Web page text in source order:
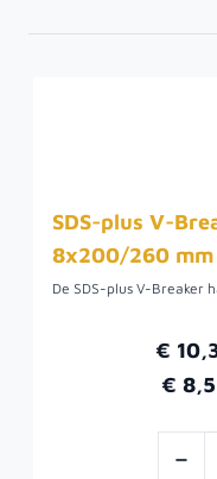
SDS-plus V-
8x200/260 mm
€
€
-